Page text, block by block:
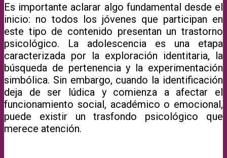
Es importante aclarar algo fundamental desde el
inicio: no todos los jóvenes que participan en
este tipo de contenido presentan un trastorno
psicológico. La adolescencia es una etapa
caracterizada por la exploración identitaria, la
búsqueda de pertenencia y la experimentación
simbólica. Sin embargo, cuando la identificación
deja de ser lúdica y comienza a afectar el
funcionamiento social, académico o emocional,
puede existir un trasfondo psicológico que
merece atención.